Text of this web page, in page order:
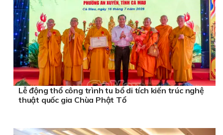
Lễ động thổ công trình tu bổ di tích kiến trúc nghệ
thuật quốc gia Chùa Phật Tổ